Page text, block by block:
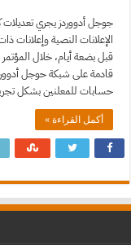
جوجل أدووردز يجري تعديلات
الإعلانات النصية
حسابات للمعلنين بشكل
أكمل القراءة »